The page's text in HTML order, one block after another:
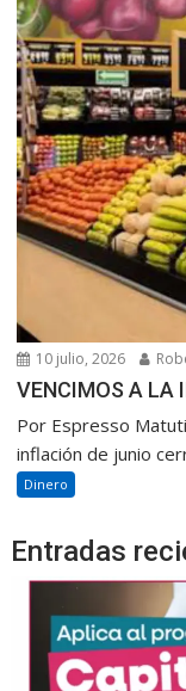
10 julio, 2026
VENCIMOS A LA
Por Espresso
inflación de junio
Dinero
Entradas